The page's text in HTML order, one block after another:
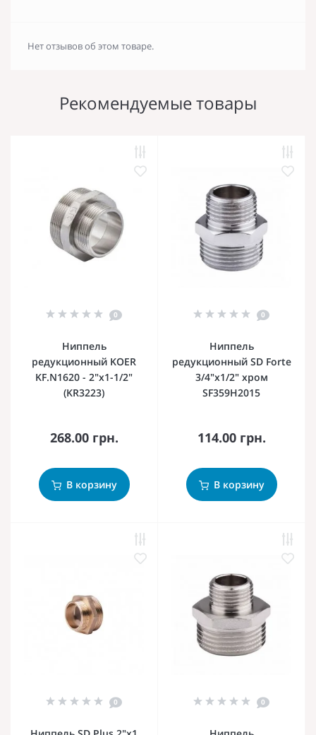
Нет отзывов об этом товаре.
Рекомендуемые товары
0
Ниппель
редукционный KOER
KF.N1620 - 2"x1-1/2"
(KR3223)
268.00 грн.
В корзину
0
Ниппель
редукционный SD Forte
3/4"х1/2" хром
SF359H2015
114.00 грн.
В корзину
0 0